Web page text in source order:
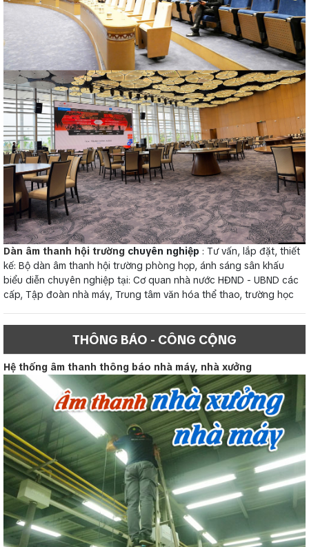
Dàn âm thanh hội trường chuyên nghiệp : Tư vấn, lắp đặt, thiết
kế: Bộ dàn âm thanh hội trường phòng họp, ánh sáng sân khấu
biểu diễn chuyên nghiệp tại: Cơ quan nhà nước HĐND - UBND các
cấp, Tập đoàn nhà máy, Trung tâm văn hóa thể thao, trường học
THÔNG BÁO - CÔNG CỘNG
Hệ thống âm thanh thông báo nhà máy, nhà xưởng